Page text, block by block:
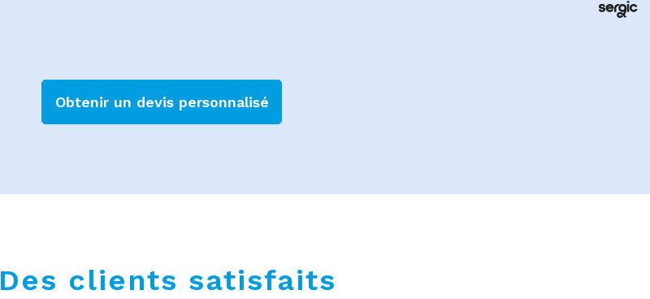
Des clients satisfaits
Obtenir un devis personnalisé